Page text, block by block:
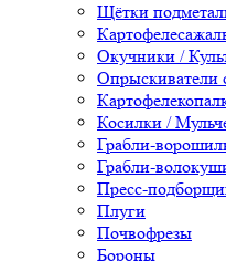
Щётки
Окучники /
Опрыскиватели
Косилки /
Грабли-
Грабли-
Пресс-
Плуги
Почвофрезы
Бороны